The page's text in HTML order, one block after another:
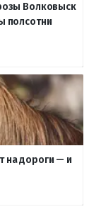
Волковыск
полсотни
на дороги — и